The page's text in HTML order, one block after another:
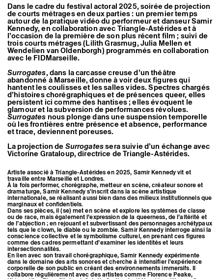
Dans le cadre du festival actoral 2025, soirée de projection
de courts métrages en deux parties : un premier temps
autour de la pratique vidéo du performeur et danseur Samir
Kennedy, en collaboration avec Triangle-Astérides et à
l’occasion de la première de son plus récent film ; suivi de
trois courts métrages (Lilith Grasmug, Julia Mellen et
Wendelien van Oldenborgh) programmés en collaboration
avec le FIDMarseille.
Surrogates, dans la carcasse creuse d’un théâtre
abandonné à Marseille, donne à voir deux figures qui
hantent les coulisses et les salles vides. Spectres chargés
d’histoires chorégraphiques et de présences queer, elles
persistent ici comme des hantises ; elles évoquent le
glamour et la subversion de performances révolues.
Surrogates nous plonge dans une suspension temporelle
où les frontières entre présence et absence, performance
et trace, deviennent poreuses.
La projection deSurrogatessera suivie d’un échange avec
Victorine Grataloup, directrice de Triangle-Astérides.
Artiste associé à Triangle-Astérides en 2025, Samir Kennedyvit et
travaille entre Marseille et Londres.
À la fois performer, chorégraphe, metteur en scène, créateur sonore et
dramaturge, Samir Kennedy s’inscrit dans la scène artistique
internationale, se réalisant aussi bien dans des milieux institutionnels que
marginaux et confidentiels.
Dans ses pièces, il (se) met en scène et explore les systèmes de classe
ou de race, mais également l’expression de la queerness, de l’altérité et
de l’abjection ; en rejouant et subvertissant des personnages archétypaux
tels que le clown, le diable ou le zombie. Samir Kennedy interroge ainsi la
conscience collective et le symbolisme culturel, en prenant ces figures
comme des cadres permettant d’examiner les identités et leurs
intersectionnalités.
En lien avec son travail chorégraphique, Samir Kennedy expérimente
dans le domaine des arts sonores et cherche à intensifier l’expérience
corporelle de son public en créant des environnements immersifs. Il
collabore régulièrement avec des artistes comme Florence Peake,